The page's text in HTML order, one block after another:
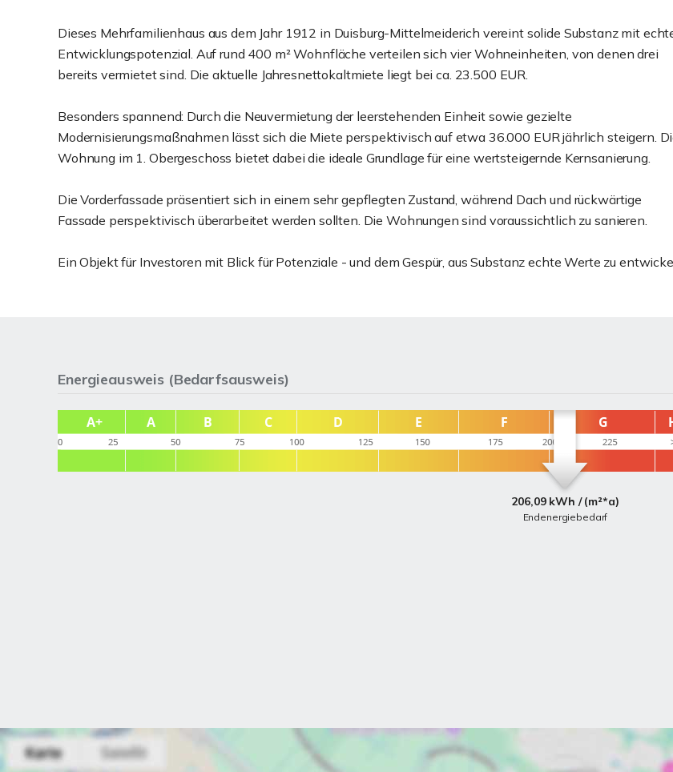
Dieses Mehrfamilienhaus aus dem Jahr 1912 in Duisburg-Mittelmeiderich vereint solide Substanz mit
Entwicklungspotenzial. Auf rund 400 m² Wohnfläche verteilen sich vier Wohneinheiten, von denen drei
bereits vermietet sind. Die aktuelle Jahresnettokaltmiete liegt bei ca. 23.500 EUR.
Besonders spannend: Durch die Neuvermietung der leerstehenden Einheit sowie gezielte
Modernisierungsmaßnahmen lässt sich die Miete perspektivisch auf etwa 36.000 EUR jährlich steigern.
Wohnung im 1. Obergeschoss bietet dabei die ideale Grundlage für eine wertsteigernde Kernsanierung.
Die Vorderfassade präsentiert sich in einem sehr gepflegten Zustand, während Dach und rückwärtige
Fassade perspektivisch überarbeitet werden sollten. Die Wohnungen sind voraussichtlich zu sanieren.
Ein Objekt für Investoren mit Blick für Potenziale - und dem Gespür, aus Substanz echte Werte zu
Energieausweis (Bedarfsausweis)
206,09 kWh / (m²*a)
Endenergiebedarf